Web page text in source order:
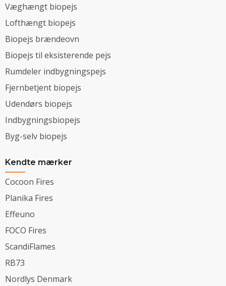
Væghængt biopejs
Lofthængt biopejs
Biopejs brændeovn
Biopejs til eksisterende pejs
Rumdeler indbygningspejs
Fjernbetjent biopejs
Udendørs biopejs
Indbygningsbiopejs
Byg-selv biopejs
Kendte mærker
Cocoon Fires
Planika Fires
Effeuno
FOCO Fires
ScandiFlames
RB73
Nordlys Denmark